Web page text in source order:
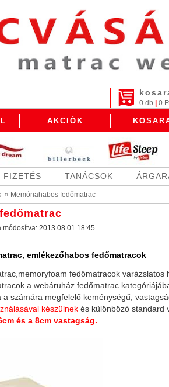
0 db 0
AKCIÓK
FIZETÉS TANÁCSOK
» Memóriahabos fedőmatrac
módosítva: 2013.08.01 18:45
emlékezőhabos fedőmatracok
fedőmatracok
a webáruház fedőmatrac
a számára megfelelő keménységű,
készülnek és különböző standard
és a 8cm vastagság.